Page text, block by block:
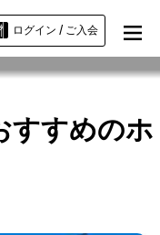
ログイン / ご入会
すすめのホ